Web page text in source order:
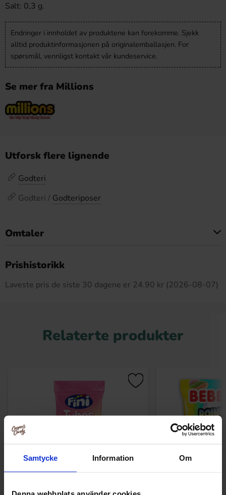
Samtycke Information Om
Denna webbplats använder cookies
Salt: 0,3 g.
Endringer i innholdet av produktene kan forekomme. Sjekk
alltid produktinformasjonen på originalemballasjen. For
spørsmål, vennligst kontakt vår kundeservice.
Se mer fra Millions
Utforsk flere lignende
Godteri
Godteri / Godteriposer
Omtaler
Prishistorikk
Laveste pris de siste 30 dagene er 24.90 kr (2026-08-07)
Relaterte produkter